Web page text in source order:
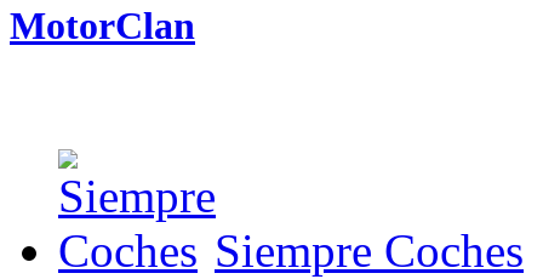
MotorClan
Siempre Coches